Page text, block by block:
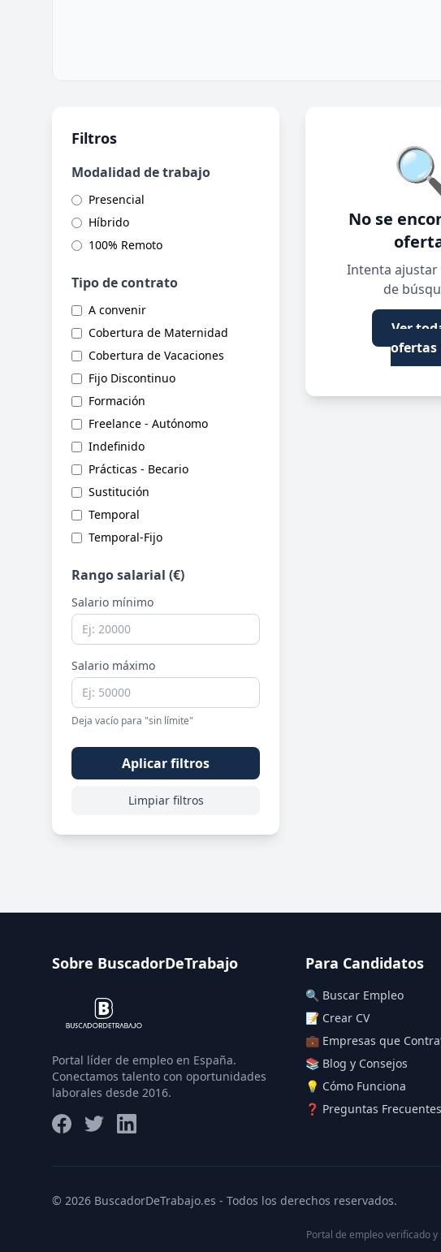
Filtros
Modalidad de trabajo
Presencial
Híbrido
100% Remoto
Tipo de contrato
A convenir
Cobertura de Maternidad
Cobertura de Vacaciones
Fijo Discontinuo
Formación
Freelance - Autónomo
Indefinido
Prácticas - Becario
Sustitución
Temporal
Temporal-Fijo
Rango salarial (€)
Salario mínimo
Salario máximo
Deja vacío para "sin límite"
Aplicar filtros
Limpiar filtros
No se
Intenta
de
Ver
ofertas
Sobre BuscadorDeTrabajo
Portal líder de empleo en España.
Conectamos talento con oportunidades
laborales desde 2016.
Para Candidatos
🔍 Buscar Empleo
📝 Crear CV
💼 Empresas que
📚 Blog y Consejos
💡 Cómo Funciona
❓ Preguntas Frecuentes
© 2026 BuscadorDeTrabajo.es - Todos los derechos reservados.
Portal de empleo verificado